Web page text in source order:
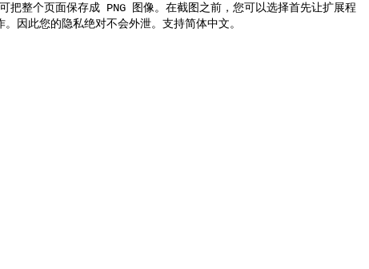
把整个页面保存成 PNG 图像。在截图之前，您可以选择首先让扩展程
因此您的隐私绝对不会外泄。支持简体中文。